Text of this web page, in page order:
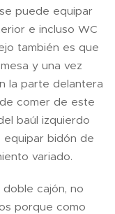
puede equipar
e incluso WC
también es que
y una vez
la parte delantera
comer de este
baúl izquierdo
bidón de
variado.
cajón, no
porque como